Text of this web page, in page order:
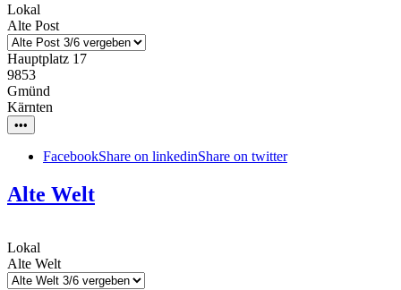
Lokal
Alte Post
Hauptplatz 17
9853
Gmünd
Kärnten
•••
FacebookShare on linkedinShare on twitter
Alte Welt
Lokal
Alte Welt